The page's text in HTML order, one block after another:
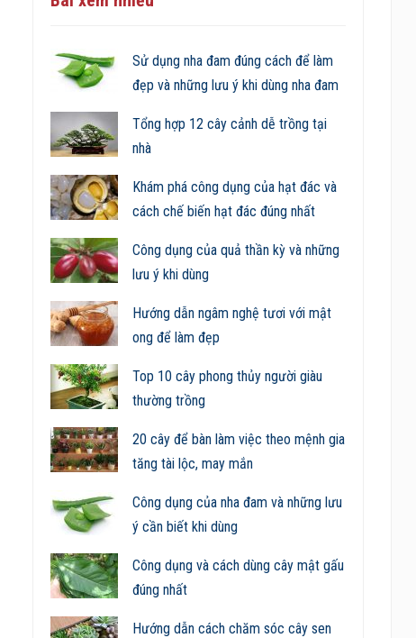
Sử dụng nha đam đúng cách để làm
đẹp và những lưu ý khi dùng nha đam
Tổng hợp 12 cây cảnh dễ trồng tại
nhà
Khám phá công dụng của hạt đác và
cách chế biến hạt đác đúng nhất
Công dụng của quả thần kỳ và những
lưu ý khi dùng
Hướng dẫn ngâm nghệ tươi với mật
ong để làm đẹp
Top 10 cây phong thủy người giàu
thường trồng
20 cây để bàn làm việc theo mệnh gia
tăng tài lộc, may mắn
Công dụng của nha đam và những lưu
ý cần biết khi dùng
Công dụng và cách dùng cây mật gấu
đúng nhất
Hướng dẫn cách chăm sóc cây sen